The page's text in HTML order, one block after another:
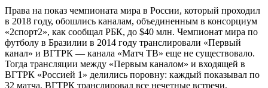
Права на показ чемпионата мира в России, который проходил
в 2018 году, обошлись каналам, объединенным в консорциум
«2спорт2», как сообщал РБК, до $40 млн. Чемпионат мира по
футболу в Бразилии в 2014 году транслировали «Первый
канал» и ВГТРК — канала «Матч ТВ» еще не существовало.
Тогда трансляции между «Первым каналом» и входящей в
ВГТРК «Россией 1» делились поровну: каждый показывал по
32 матча. ВГТРК транслировал все нечетные встречи,